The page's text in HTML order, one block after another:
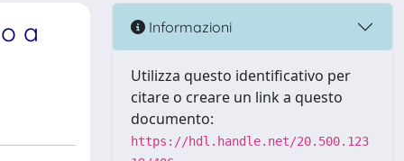
a
Informazioni
Utilizza questo identificativo per
citare o creare un link a questo
documento:
https://hdl.handle.net/20.500.123